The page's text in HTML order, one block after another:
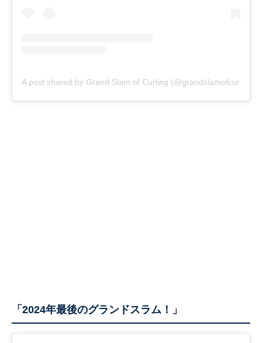
A post shared by Grand Slam of Curling (@grandslamofcurling)
「2024年最後のグランドスラム！」